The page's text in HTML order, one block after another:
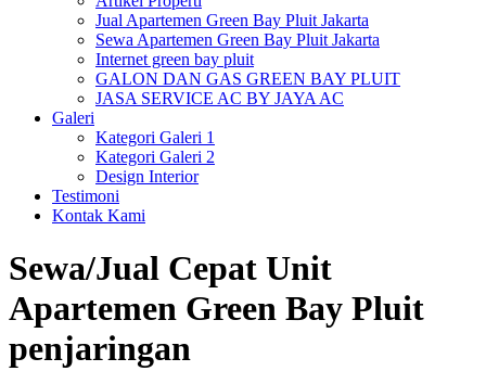
Jual Apartemen Green Bay Pluit Jakarta
Sewa Apartemen Green Bay Pluit Jakarta
Internet green bay pluit
GALON DAN GAS GREEN BAY PLUIT
JASA SERVICE AC BY JAYA AC
Galeri
Kategori Galeri 1
Kategori Galeri 2
Design Interior
Testimoni
Kontak Kami
Sewa/Jual Cepat Unit
Apartemen Green Bay Pluit
penjaringan